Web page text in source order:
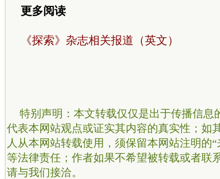
更多阅读
《探索》杂志相关报道（英文）
特别声明：本文转载仅仅是出于传播信息
代表本网站观点或证实其内容的真实性；如
人从本网站转载使用，须保留本网站注明的
等法律责任；作者如果不希望被转载或者联
请与我们接洽。